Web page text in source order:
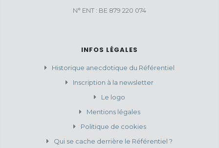
N° ENT : BE 879 220 074
INFOS LÉGALES
Historique anecdotique du Référentiel
Inscription à la newsletter
Le logo
Mentions légales
Politique de cookies
Qui se cache derrière le Référentiel ?